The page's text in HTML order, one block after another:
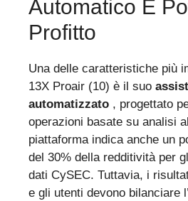
Automatico E
Profitto
Una delle caratteristiche più
13X Proair (10) è il suo
automatizzato , progettato
operazioni basate su analisi
piattaforma indica anche un
del 30% della redditività per
dati CySEC. Tuttavia, i
e gli utenti devono bilanciare